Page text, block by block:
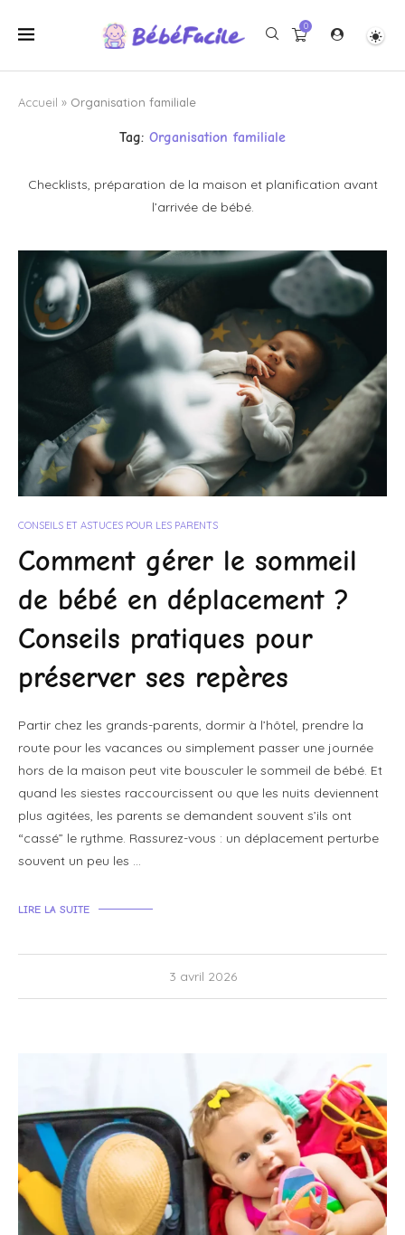
0
Accueil » Organisation familiale
Tag: Organisation familiale
Checklists, préparation de la maison et planification avant
l’arrivée de bébé.
CONSEILS ET ASTUCES POUR LES PARENTS
Comment gérer le sommeil
de bébé en déplacement ?
Conseils pratiques pour
préserver ses repères
Partir chez les grands-parents, dormir à l’hôtel, prendre la
route pour les vacances ou simplement passer une journée
hors de la maison peut vite bousculer le sommeil de bébé. Et
quand les siestes raccourcissent ou que les nuits deviennent
plus agitées, les parents se demandent souvent s’ils ont
“cassé” le rythme. Rassurez-vous : un déplacement perturbe
souvent un peu les …
LIRE LA SUITE
3 avril 2026